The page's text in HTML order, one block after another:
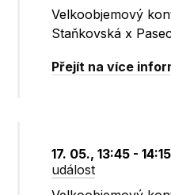
Velkoobjemový
Staňkovská x
Přejít na více
17. 05., 13:45 - 14:15
událost